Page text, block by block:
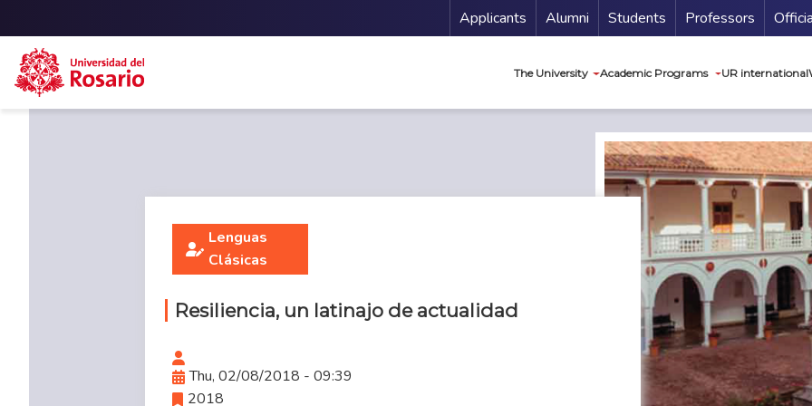
Menu Secundario
Applicants Alumni Students Professors
The University Academic Programs UR international
Lenguas
Clásicas
Resiliencia, un latinajo de actualidad
Thu, 02/08/2018 - 09:39
2018